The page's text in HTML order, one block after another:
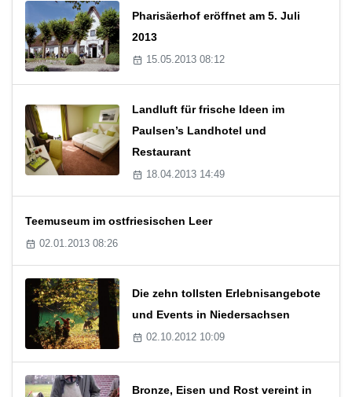
Pharisäerhof eröffnet am 5. Juli
2013
15.05.2013 08:12
Landluft für frische Ideen im
Paulsen’s Landhotel und
Restaurant
18.04.2013 14:49
Teemuseum im ostfriesischen Leer
02.01.2013 08:26
Die zehn tollsten Erlebnisangebote
und Events in Niedersachsen
02.10.2012 10:09
Bronze, Eisen und Rost vereint in